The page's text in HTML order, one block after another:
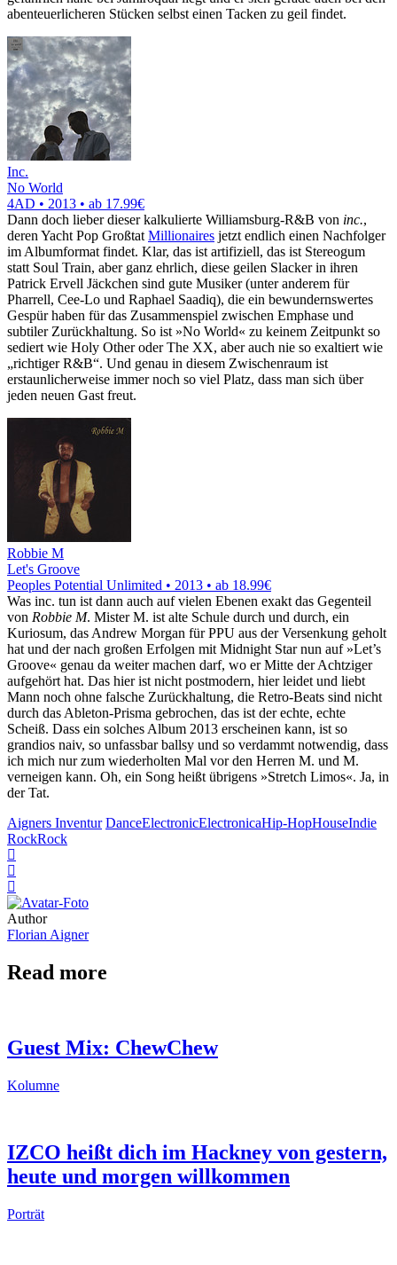
abenteuerlicheren Stücken selbst einen Tacken zu geil findet.
Inc.
No World
4AD • 2013 • ab 17.99€
Dann doch lieber dieser kalkulierte Williamsburg-R&B von inc.,
deren Yacht Pop Großtat Millionaires jetzt endlich einen Nachfolger
im Albumformat findet. Klar, das ist artifiziell, das ist Stereogum
statt Soul Train, aber ganz ehrlich, diese geilen Slacker in ihren
Patrick Ervell Jäckchen sind gute Musiker (unter anderem für
Pharrell, Cee-Lo und Raphael Saadiq), die ein bewundernswertes
Gespür haben für das Zusammenspiel zwischen Emphase und
subtiler Zurückhaltung. So ist »No World« zu keinem Zeitpunkt so
sediert wie Holy Other oder The XX, aber auch nie so exaltiert wie
„richtiger R&B“. Und genau in diesem Zwischenraum ist
erstaunlicherweise immer noch so viel Platz, dass man sich über
jeden neuen Gast freut.
Robbie M
Let's Groove
Peoples Potential Unlimited • 2013 • ab 18.99€
Was inc. tun ist dann auch auf vielen Ebenen exakt das Gegenteil
von Robbie M. Mister M. ist alte Schule durch und durch, ein
Kuriosum, das Andrew Morgan für PPU aus der Versenkung geholt
hat und der nach großen Erfolgen mit Midnight Star nun auf »Let’s
Groove« genau da weiter machen darf, wo er Mitte der Achtziger
aufgehört hat. Das hier ist nicht postmodern, hier leidet und liebt
Mann noch ohne falsche Zurückhaltung, die Retro-Beats sind nicht
durch das Ableton-Prisma gebrochen, das ist der echte, echte
Scheiß. Dass ein solches Album 2013 erscheinen kann, ist so
grandios naiv, so unfassbar ballsy und so verdammt notwendig, dass
ich mich nur zum wiederholten Mal vor den Herren M. und M.
verneigen kann. Oh, ein Song heißt übrigens »Stretch Limos«. Ja, in
der Tat.
Aigners Inventur DanceElectronicElectronicaHip-HopHouseIndie
RockRock
Author
Florian Aigner
Read more
Guest Mix: ChewChew
Kolumne
IZCO heißt dich im Hackney von gestern,
heute und morgen willkommen
Porträt